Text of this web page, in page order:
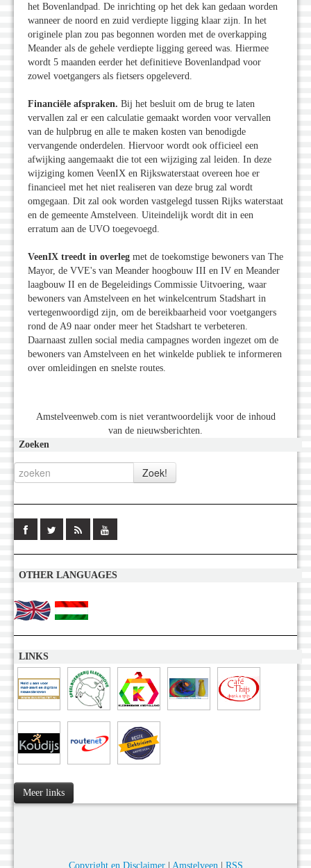
het Bovenlandpad. De inrichting op het dek kan gedaan worden
wanneer de noord en zuid verdiepte ligging klaar zijn. In het
originele plan zou pas begonnen worden met de overkapping
Meander als de gehele verdiepte ligging gereed was. Hiermee
wordt 5 maanden eerder het definitieve Bovenlandpad voor
zowel voetgangers als fietsers opgeleverd.
Financiële afspraken. Bij het besluit om de brug te laten
vervallen zal er een calculatie gemaakt worden voor vervallen
van de hulpbrug en alle te maken kosten van benodigde
vervangende onderdelen. Hiervoor wordt ook officieel een
afwijking aangemaakt die tot een wijziging zal leiden. In deze
wijziging komen VeenIX en Rijkswaterstaat overeen hoe er
financieel met het niet realiseren van deze brug zal wordt
omgegaan. Dit zal ook worden vastgelegd tussen Rijks­ waterstaat
en de gemeente Amstelveen. Uiteindelijk wordt dit in een
erratum aan de UVO toegevoegd.
VeenIX treedt in overleg met de toekomstige bewoners van The
Mayor, de VVE's van Meander hoogbouw III en IV en Meander
laagbouw II en de Begeleidings Commissie Uitvoering, waar
bewoners van Amstelveen en het winkelcentrum Stadshart in
vertegenwoordigd zijn, om de bereikbaarheid voor voetgangers
rond de A9 naar onder meer het Stadshart te verbeteren.
Daarnaast zullen social media campagnes worden ingezet om de
bewoners van Amstelveen en het winkelde publiek te informeren
over omleidingen en snelste routes.
Amstelveenweb.com is niet verantwoordelijk voor de inhoud
van de nieuwsberichten.
Zoeken
OTHER LANGUAGES
LINKS
Meer links
Copyright en Disclaimer| Amstelveen RSS